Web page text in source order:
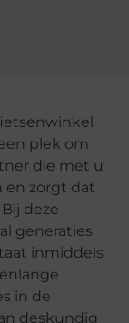
plek om
die met u
en zorgt dat
deze
generaties
inmiddels
in de
deskundig